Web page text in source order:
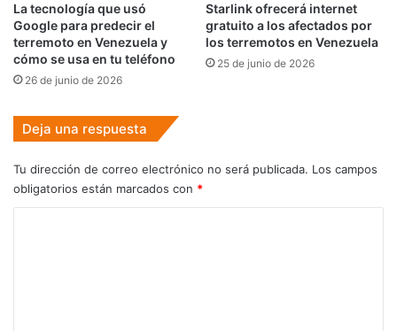
La tecnología que usó
Google para predecir el
terremoto en Venezuela y
cómo se usa en tu teléfono
26 de junio de 2026
Starlink ofrecerá internet
gratuito a los afectados por
los terremotos en Venezuela
25 de junio de 2026
Deja una respuesta
Tu dirección de correo electrónico no será publicada. Los campos
obligatorios están marcados con *